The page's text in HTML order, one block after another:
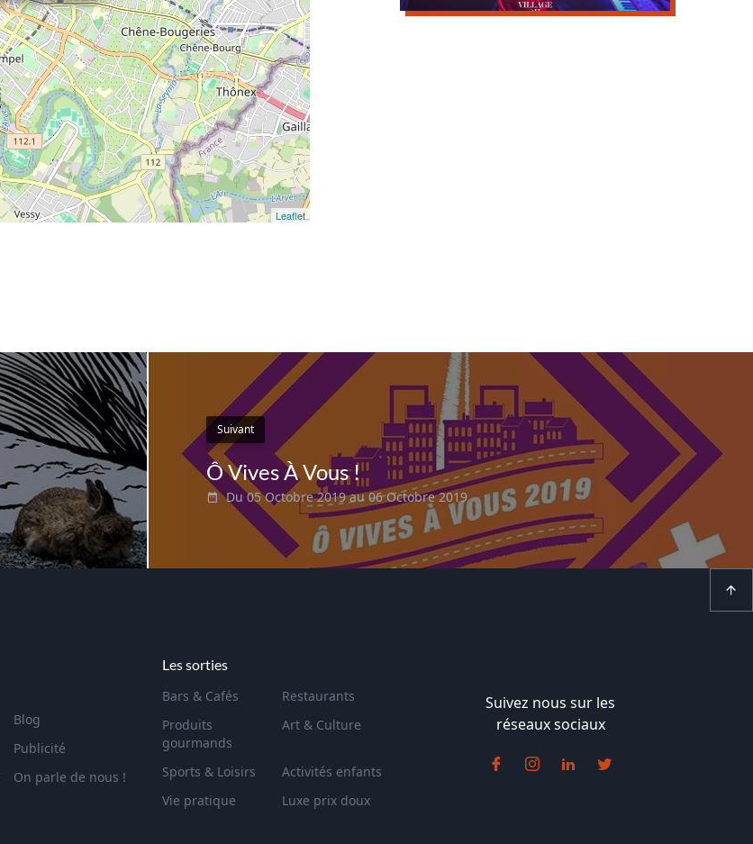
Leaflet
Suivant
Ô Vives À Vous !
Du 05 Octobre 2019 au 06 Octobre 2019
Blog
Publicité
On parle de nous !
Les sorties
Bars & Cafés
Restaurants
Produits
gourmands
Art & Culture
Sports & Loisirs
Activités enfants
Vie pratique
Luxe prix doux
Suivez nous sur les
réseaux sociaux